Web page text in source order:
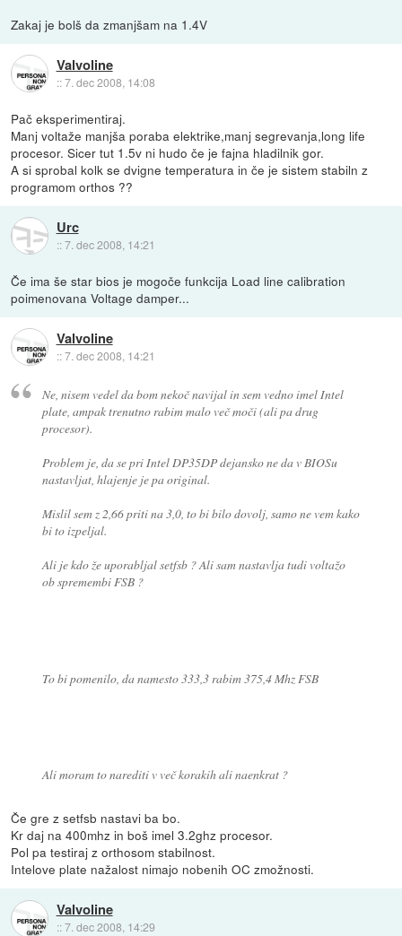
Zakaj je bolš da zmanjšam na 1.4V
Valvoline
::7. dec 2008, 14:08
Pač eksperimentiraj.
Manj voltaže manjša poraba elektrike,manj segrevanja,long life
procesor. Sicer tut 1.5v ni hudo če je fajna hladilnik gor.
A si sprobal kolk se dvigne temperatura in če je sistem stabiln z
programom orthos ??
Urc
::7. dec 2008, 14:21
Če ima še star bios je mogoče funkcija Load line calibration
poimenovana Voltage damper...
Valvoline
::7. dec 2008, 14:21
Ne, nisem vedel da bom nekoč navijal in sem vedno imel Intel
plate, ampak trenutno rabim malo več moči (ali pa drug
procesor).
Problem je, da se pri Intel DP35DP dejansko ne da v BIOSu
nastavljat, hlajenje je pa original.
Mislil sem z 2,66 priti na 3,0, to bi bilo dovolj, samo ne vem kako
bi to izpeljal.
Ali je kdo že uporabljal setfsb ? Ali sam nastavlja tudi voltažo
ob spremembi FSB ?
To bi pomenilo, da namesto 333,3 rabim 375,4 Mhz FSB
Ali moram to narediti v več korakih ali naenkrat ?
Če gre z setfsb nastavi ba bo.
Kr daj na 400mhz in boš imel 3.2ghz procesor.
Pol pa testiraj z orthosom stabilnost.
Intelove plate nažalost nimajo nobenih OC zmožnosti.
Valvoline
::7. dec 2008, 14:29